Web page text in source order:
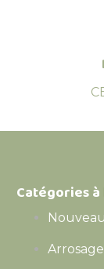
Catégories à
Arrosage